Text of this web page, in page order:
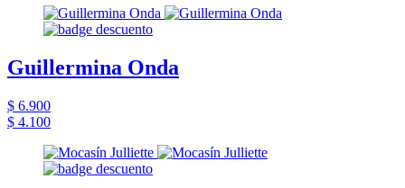
Guillermina Onda
$ 6.900
$ 4.100